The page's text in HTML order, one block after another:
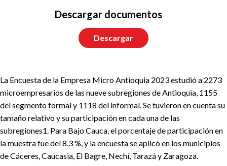
Descargar documentos
Descargar
La Encuesta de la Empresa Micro Antioquia 2023 estudió a 2273
microempresarios de las nueve subregiones de Antioquia, 1155
del segmento formal y 1118 del informal. Se tuvieron en cuenta su
tamaño relativo y su participación en cada una de las
subregiones1. Para Bajo Cauca, el porcentaje de participación en
la muestra fue del 8,3 %, y la encuesta se aplicó en los municipios
de Cáceres, Caucasia, El Bagre, Nechí, Tarazá y Zaragoza.